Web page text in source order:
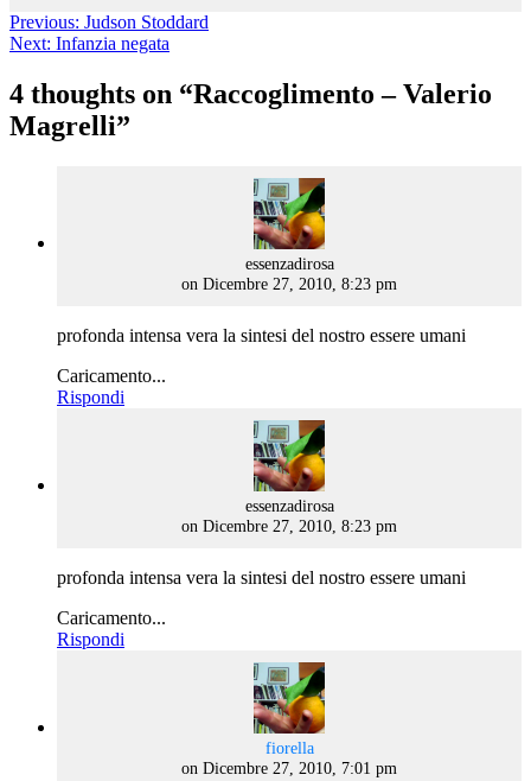
Previous: Judson Stoddard
Next: Infanzia negata
4 thoughts on “Raccoglimento – Valerio
Magrelli”
essenzadirosasays:
on Dicembre 27, 2010, 8:23 pm
profonda intensa vera la sintesi del nostro essere umani
Caricamento...
Rispondi
essenzadirosasays:
on Dicembre 27, 2010, 8:23 pm
profonda intensa vera la sintesi del nostro essere umani
Caricamento...
Rispondi
fiorellasays:
on Dicembre 27, 2010, 7:01 pm